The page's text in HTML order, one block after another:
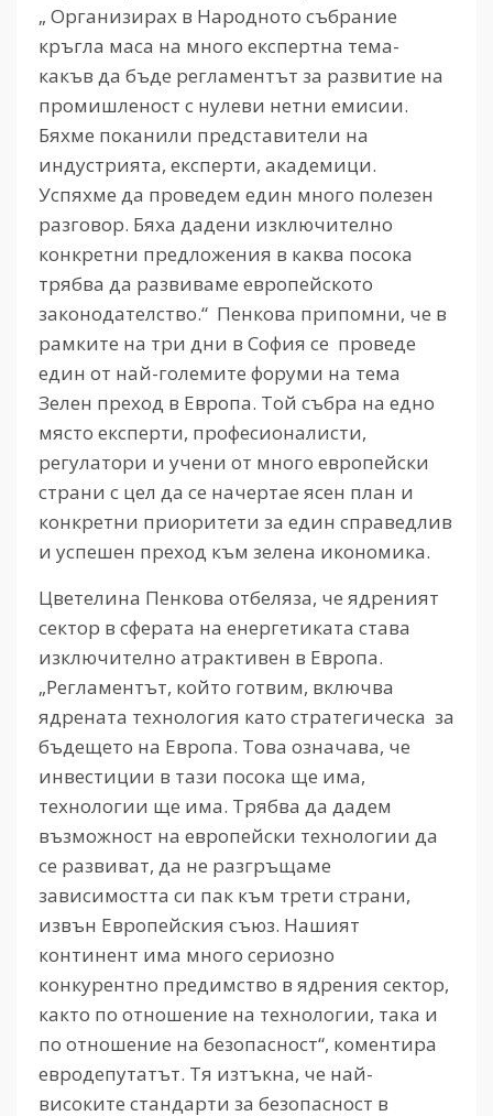
„ Организирах в Народното събрание
кръгла маса на много експертна тема-
какъв да бъде регламентът за развитие на
промишленост с нулеви нетни емисии.
Бяхме поканили представители на
индустрията, експерти, академици.
Успяхме да проведем един много полезен
разговор. Бяха дадени изключително
конкретни предложения в каква посока
трябва да развиваме европейското
законодателство.“ Пенкова припомни, че в
рамките на три дни в София се проведе
един от най-големите форуми на тема
Зелен преход в Европа. Той събра на едно
място експерти, професионалисти,
регулатори и учени от много европейски
страни с цел да се начертае ясен план и
конкретни приоритети за един справедлив
и успешен преход към зелена икономика.
Цветелина Пенкова отбеляза, че ядреният
сектор в сферата на енергетиката става
изключително атрактивен в Европа.
„Регламентът, който готвим, включва
ядрената технология като стратегическа за
бъдещето на Европа. Това означава, че
инвестиции в тази посока ще има,
технологии ще има. Трябва да дадем
възможност на европейски технологии да
се развиват, да не разгръщаме
зависимостта си пак към трети страни,
извън Европейския съюз. Нашият
континент има много сериозно
конкурентно предимство в ядрения сектор,
както по отношение на технологии, така и
по отношение на безопасност“, коментира
евродепутатът. Тя изтъкна, че най-
високите стандарти за безопасност в